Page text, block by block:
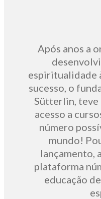
Após anos a
espiritualidade
sucesso, o
Sütterlin, teve
acesso a
número
mundo!
lançamento,
plataforma
educação